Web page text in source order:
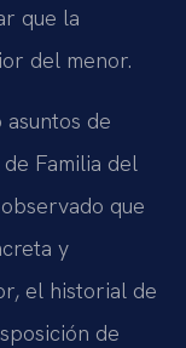
que la
del menor.
de
Familia del
que
y
el historial de
de